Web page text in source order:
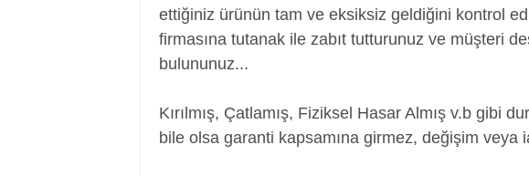
ettiğiniz ürünün tam ve eksiksiz geldiğini kontrol
firmasına tutanak ile zabıt tutturunuz ve müşteri
bulununuz...
Kırılmış, Çatlamış, Fiziksel Hasar Almış v.b gibi
bile olsa garanti kapsamına girmez, değişim veya